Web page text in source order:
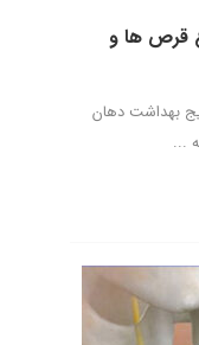
قرص ها و
بهداشت دهان
...